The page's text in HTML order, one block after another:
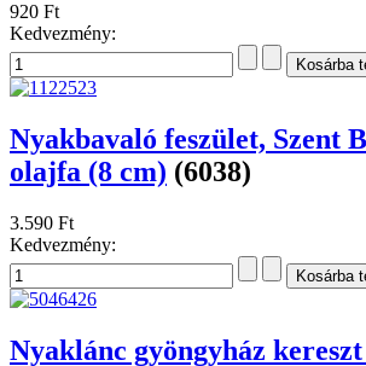
920 Ft
Kedvezmény:
Nyakbavaló feszület, Szent
olajfa (8 cm) (6038)
3.590 Ft
Kedvezmény:
Nyaklánc gyöngyház